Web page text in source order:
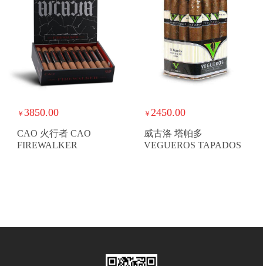
￥ 3850.00
CAO 火行者 CAO
FIREWALKER
￥ 2450.00
威古洛 塔帕多
VEGUEROS TAPADOS